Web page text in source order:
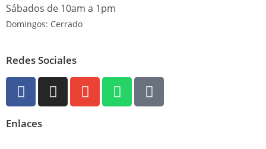
Sábados de 10am a 1pm
Domingos: Cerrado
Redes Sociales
Enlaces